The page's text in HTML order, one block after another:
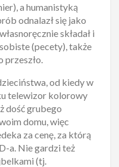
a humanistyką
odnalazł się jako
składał i
(pecety), także
przeszło.
od kiedy w
telewizor kolorowy
dość grubego
domu, więc
za cenę, za którą
a. Nie gardzi też
(tj.